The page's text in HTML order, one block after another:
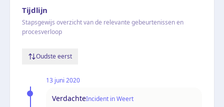
Tijdlijn
Stapsgewijs overzicht van de relevante gebeurtenissen en
procesverloop
Oudste eerst
13 juni 2020
VerdachteIncident in Weert